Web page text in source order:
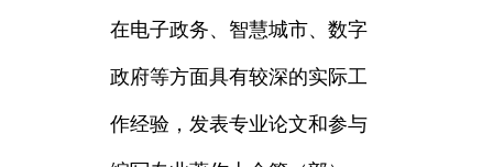
在电子政务、智慧城市、数字
政府等方面具有较深的实际工
作经验，发表专业论文和参与